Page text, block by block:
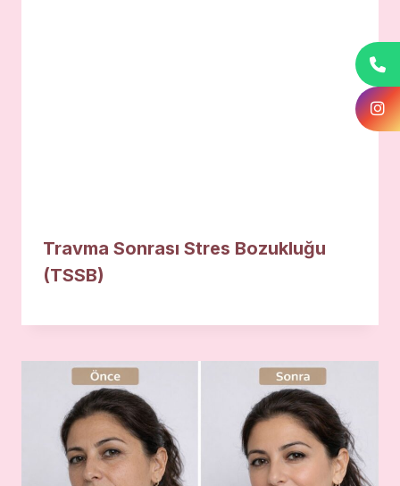
Travma Sonrası Stres Bozukluğu
(TSSB)